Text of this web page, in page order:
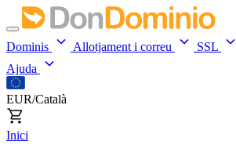
Dominis Allotjament i correu SSL
Ajuda
EUR/Català
Inici